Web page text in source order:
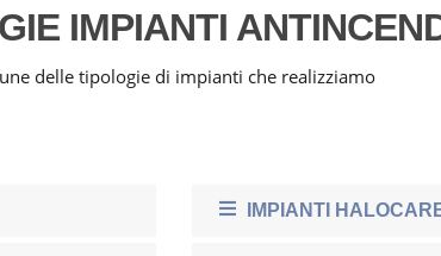
IMPIANTI
delle tipologie di impianti che realizziamo
IMPIANTI